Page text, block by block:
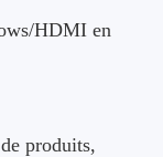
HDMI en
produits,